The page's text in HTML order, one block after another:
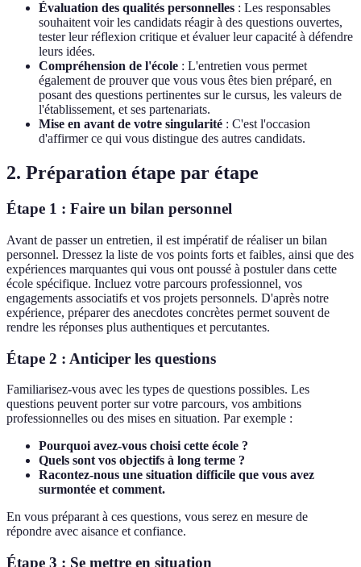
Évaluation des qualités personnelles : Les responsables
souhaitent voir les candidats réagir à des questions ouvertes,
tester leur réflexion critique et évaluer leur capacité à défendre
leurs idées.
Compréhension de l'école : L'entretien vous permet
également de prouver que vous vous êtes bien préparé, en
posant des questions pertinentes sur le cursus, les valeurs de
l'établissement, et ses partenariats.
Mise en avant de votre singularité : C'est l'occasion
d'affirmer ce qui vous distingue des autres candidats.
2. Préparation étape par étape
Étape 1 : Faire un bilan personnel
Avant de passer un entretien, il est impératif de réaliser un bilan
personnel. Dressez la liste de vos points forts et faibles, ainsi que des
expériences marquantes qui vous ont poussé à postuler dans cette
école spécifique. Incluez votre parcours professionnel, vos
engagements associatifs et vos projets personnels. D'après notre
expérience, préparer des anecdotes concrètes permet souvent de
rendre les réponses plus authentiques et percutantes.
Étape 2 : Anticiper les questions
Familiarisez-vous avec les types de questions possibles. Les
questions peuvent porter sur votre parcours, vos ambitions
professionnelles ou des mises en situation. Par exemple :
Pourquoi avez-vous choisi cette école ?
Quels sont vos objectifs à long terme ?
Racontez-nous une situation difficile que vous avez
surmontée et comment.
En vous préparant à ces questions, vous serez en mesure de
répondre avec aisance et confiance.
Étape 3 : Se mettre en situation